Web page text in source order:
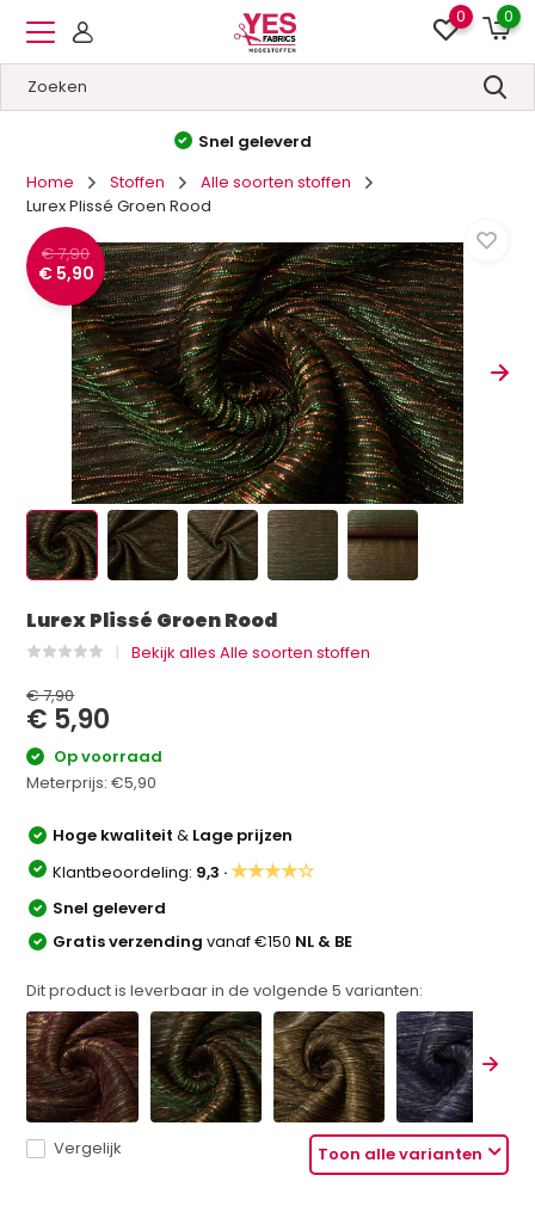
0 0
Hoge kwaliteit&Lage prijzen
Home
Stoffen
Alle soorten stoffen
Lurex Plissé Groen Rood
€ 7,90
€ 5,90
Lurex Plissé Groen Rood
Bekijk alles Alle soorten stoffen
€ 7,90
€ 5,90
Op voorraad
Meterprijs:€5,90
Hoge kwaliteit& Lage prijzen
Klantbeoordeling: 9,3 ·★★★★☆
Snel geleverd
Gratis verzendingvanaf €150 NL & BE
Dit product is leverbaar in de volgende5 varianten:
Toon alle varianten
Vergelijk